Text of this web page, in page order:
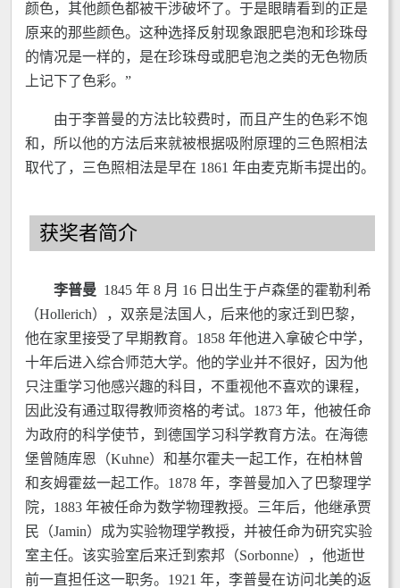
颜色，其他颜色都被干涉破坏了。于是眼睛看到的正是
原来的那些颜色。这种选择反射现象跟肥皂泡和珍珠母
的情况是一样的，是在珍珠母或肥皂泡之类的无色物质
上记下了色彩。”
由于李普曼的方法比较费时，而且产生的色彩不饱
和，所以他的方法后来就被根据吸附原理的三色照相法
取代了，三色照相法是早在 1861 年由麦克斯韦提出的。
获奖者简介
李普曼 1845 年 8 月 16 日出生于卢森堡的霍勒利希
（Hollerich），双亲是法国人，后来他的家迁到巴黎，
他在家里接受了早期教育。1858 年他进入拿破仑中学，
十年后进入综合师范大学。他的学业并不很好，因为他
只注重学习他感兴趣的科目，不重视他不喜欢的课程，
因此没有通过取得教师资格的考试。1873 年，他被任命
为政府的科学使节，到德国学习科学教育方法。在海德
堡曾随库恩（Kuhne）和基尔霍夫一起工作，在柏林曾
和亥姆霍兹一起工作。1878 年，李普曼加入了巴黎理学
院，1883 年被任命为数学物理教授。三年后，他继承贾
民（Jamin）成为实验物理学教授，并被任命为研究实验
室主任。该实验室后来迁到索邦（Sorbonne），他逝世
前一直担任这一职务。1921 年，李普曼在访问北美的返